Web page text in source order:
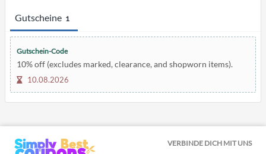
Gutscheine 1
Gutschein-Code
10% off (excludes marked, clearance, and shopworn items).
10.08.2026
VERBINDE DICH MIT UNS